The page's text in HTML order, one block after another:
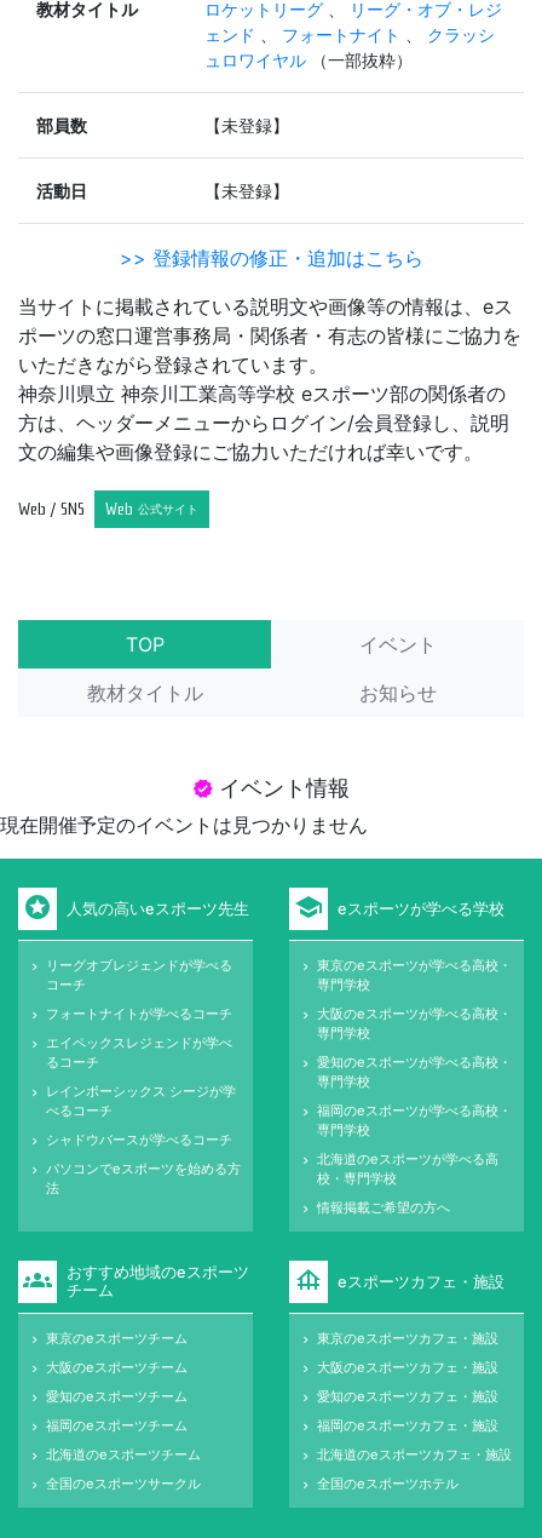
教材タイトル ロケットリーグ
リーグ・オブ・レジ
ェンド
フォートナイト
クラッシ
ュロワイヤル
（一部抜粋）
部員数 【未登録】
活動日 【未登録】
>> 登録情報の修正・追加はこちら
当サイトに掲載されている説明文や画像等の情報は、eス
ポーツの窓口運営事務局・関係者・有志の皆様にご協力を
いただきながら登録されています。
神奈川県立 神奈川工業高等学校 eスポーツ部の関係者の
方は、ヘッダーメニューからログイン/会員登録し、説明
文の編集や画像登録にご協力いただければ幸いです。
Web / SNS Web 公式サイト
TOP
イベント
教材タイトル
お知らせ
verified イベント情報
現在開催予定のイベントは見つかりません
stars 人気の高いeスポーツ先生
keyboard_arrow_right
リーグオブレジェンドが学べる
コーチ
keyboard_arrow_right フォートナイトが学べるコーチ
keyboard_arrow_right
エイペックスレジェンドが学べ
るコーチ
keyboard_arrow_right
レインボーシックス シージが学
べるコーチ
keyboard_arrow_right シャドウバースが学べるコーチ
keyboard_arrow_right
パソコンでeスポーツを始める方
法
school eスポーツが学べる学校
keyboard_arrow_right
東京のeスポーツが学べる高校・
専門学校
keyboard_arrow_right
大阪のeスポーツが学べる高校・
専門学校
keyboard_arrow_right
愛知のeスポーツが学べる高校・
専門学校
keyboard_arrow_right
福岡のeスポーツが学べる高校・
専門学校
keyboard_arrow_right
北海道のeスポーツが学べる高
校・専門学校
keyboard_arrow_right 情報掲載ご希望の方へ
groups
おすすめ地域のeスポーツ
チーム
keyboard_arrow_right 東京のeスポーツチーム
keyboard_arrow_right 大阪のeスポーツチーム
keyboard_arrow_right 愛知のeスポーツチーム
keyboard_arrow_right 福岡のeスポーツチーム
keyboard_arrow_right 北海道のeスポーツチーム
keyboard_arrow_right 全国のeスポーツサークル
foundation eスポーツカフェ・施設
keyboard_arrow_right 東京のeスポーツカフェ・施設
keyboard_arrow_right 大阪のeスポーツカフェ・施設
keyboard_arrow_right 愛知のeスポーツカフェ・施設
keyboard_arrow_right 福岡のeスポーツカフェ・施設
keyboard_arrow_right 北海道のeスポーツカフェ・施設
keyboard_arrow_right 全国のeスポーツホテル